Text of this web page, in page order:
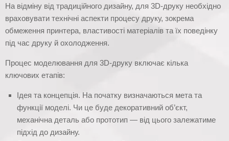
На відміну від традиційного дизайну, для 3D-друку необхідно
враховувати технічні аспекти процесу друку, зокрема
обмеження принтера, властивості матеріалів та їх поведінку
під час друку й охолодження.
Процес моделювання для 3D-друку включає кілька
ключових етапів:
Ідея та концепція. На початку визначаються мета та
функції моделі. Чи це буде декоративний об’єкт,
механічна деталь або прототип — від цього залежатиме
підхід до дизайну.